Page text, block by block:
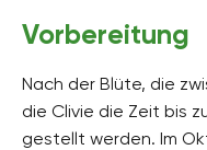
Vorbereitung
Nach der Blüte, die
die Clivie die Zeit bis
gestellt werden. Im